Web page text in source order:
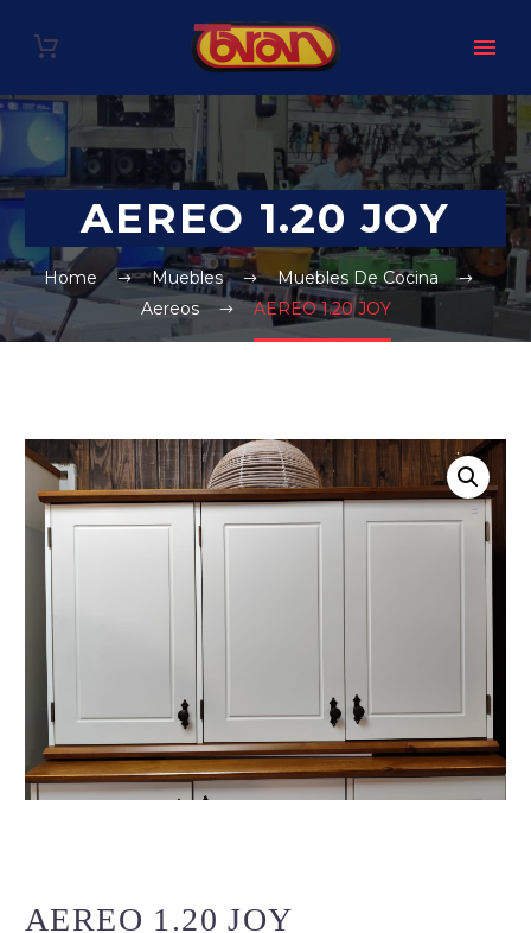
AEREO 1.20 JOY
Home Muebles
Muebles De Cocina
Aereos
AEREO 1.20 JOY
AEREO 1.20 JOY